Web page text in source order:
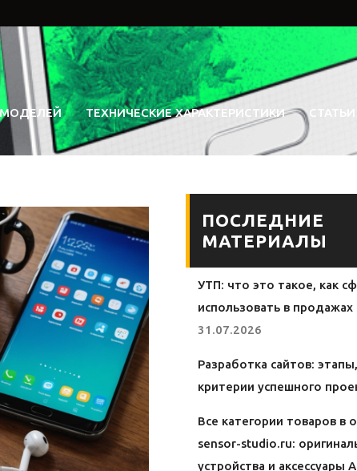
МОДЕЛЕЙ ТЕХНИЧЕСКИЕ ХАРАКТЕРИСТИКИ СТАТЬИ
ПОСЛЕДНИЕ
МАТЕРИАЛЫ
УТП: что это такое, как
использовать в продажах
31.07.2026
Разработка сайтов:
критерии успешного
Все категории товаров в
sensor-studio.ru:
устройства и аксессуары